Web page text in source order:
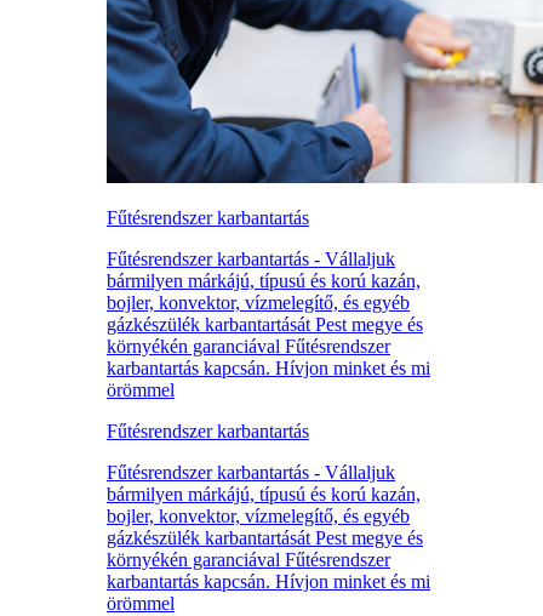
Fűtésrendszer karbantartás
Fűtésrendszer karbantartás - Vállaljuk
bármilyen márkájú, típusú és korú kazán,
bojler, konvektor, vízmelegítő, és egyéb
gázkészülék karbantartását Pest megye és
környékén garanciával Fűtésrendszer
karbantartás kapcsán. Hívjon minket és mi
örömmel
Fűtésrendszer karbantartás
Fűtésrendszer karbantartás - Vállaljuk
bármilyen márkájú, típusú és korú kazán,
bojler, konvektor, vízmelegítő, és egyéb
gázkészülék karbantartását Pest megye és
környékén garanciával Fűtésrendszer
karbantartás kapcsán. Hívjon minket és mi
örömmel